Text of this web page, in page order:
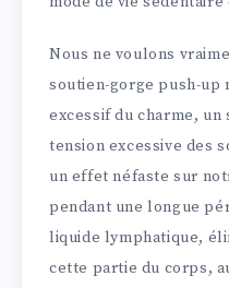
Nous ne voulons
soutien-gorge push-up
excessif du charme, un
tension excessive des
un effet néfaste sur
pendant une longue
liquide lymphatique,
cette partie du corps,